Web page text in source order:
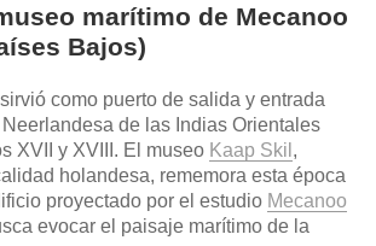
marítimo de Mecanoo
Bajos)
como puerto de salida y entrada
de las Indias Orientales
XVII y XVIII. El museo Kaap Skil ,
holandesa, rememora esta época
proyectado por el estudio Mecanoo
evocar el paisaje marítimo de la